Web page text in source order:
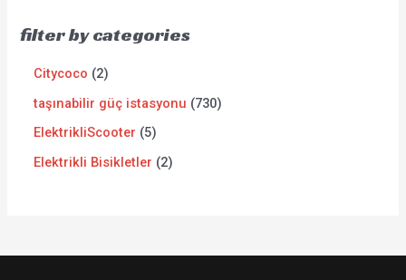
filter by categories
Citycoco
2
taşınabilir güç istasyonu
730
ElektrikliScooter
5
Elektrikli Bisikletler
2